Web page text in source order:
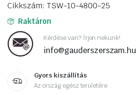
Cikkszám: TSW-10-4800-25
Raktáron
Kérdése van? Írjon nekünk!
info@gauderszerszam.hu
Gyors kiszállítás
Az ország egész területére